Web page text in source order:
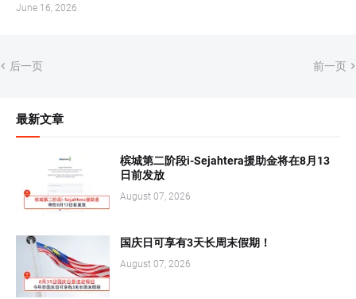
June 16, 2026
后一页 前一页
最新文章
槟城第二阶段i-Sejahtera援助金将在8月13
日前发放
August 07, 2026
国庆日可享有3天长周末假期！
August 07, 2026